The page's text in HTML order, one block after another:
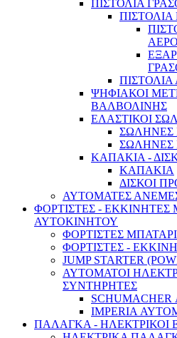
ΠΙΣΤΟΛΙΑ
ΨΗΦΙΑΚΟΙ
ΒΑΛΒΟΛΙΝΗΣ
ΕΛΑΣΤΙΚΟΙ
ΣΩΛΗΝΕΣ
ΣΩΛΗΝΕΣ
ΚΑΠΑΚΙΑ -
ΚΑΠΑΚΙΑ
ΔΙΣΚΟΙ
ΑΥΤΟΜΑΤΕΣ
ΦΟΡΤΙΣΤΕΣ - ΕΚΚΙΝΗΤΕΣ
ΑΥΤΟΚΙΝΗΤΟΥ
ΦΟΡΤΙΣΤΕΣ
ΦΟΡΤΙΣΤΕΣ -
JUMP STARTER
ΑΥΤΟΜΑΤΟΙ
ΣΥΝΤΗΡΗΤΕΣ
IMPERIA
ΠΑΛΑΓΚΑ - ΗΛΕΚΤΡΙΚΟΙ